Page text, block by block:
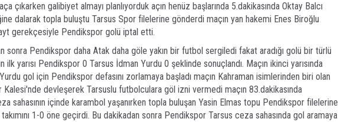
çıkarken galibiyet almayı planlıyorduk açın henüz başlarında 5.dakikasında Oktay Balcı
dalarak topla buluştu Tarsus Spor filelerine gönderdi maçın yan hakemi Enes Biroğlu
gerekçesiyle Pendikspor golü iptal etti.
sonra Pendikspor daha Atak daha göle yakın bir futbol sergiledi fakat aradığı golü bir türlü
ilk yarısı Pendikspor 0 Tarsus İdman Yurdu 0 şeklinde sonuçlandı. Maçın ikinci yarısında
gol için Pendikspor defasını zorlamaya başladı maçın Kahraman isimlerinden biri olan
Kalesi'nde devleşerek Tarsuslu futbolculara göl izni vermedi maçın 83.dakikasında
sahasının içinde karambol yaşanırken topla buluşan Yasin Elmas topu Pendikspor filelerine
1-0 öne geçirdi. Bu dakikadan sonra Pendikspor Tarsus ceza sahasında gol aramaya